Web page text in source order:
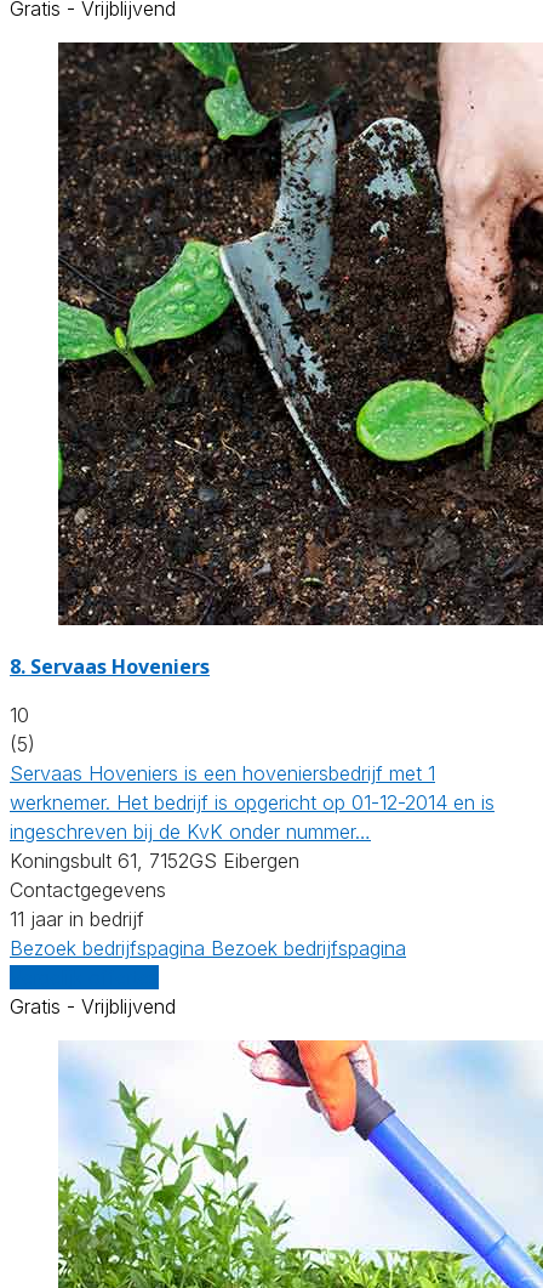
Gratis - Vrijblijvend
8. Servaas Hoveniers
10
(5)
Servaas Hoveniers is een hoveniersbedrijf met 1
werknemer. Het bedrijf is opgericht op 01-12-2014 en is
ingeschreven bij de KvK onder nummer…
Koningsbult 61, 7152GS Eibergen
Contactgegevens
11 jaar in bedrijf
Bezoek bedrijfspagina Bezoek bedrijfspagina
Gratis - Vrijblijvend